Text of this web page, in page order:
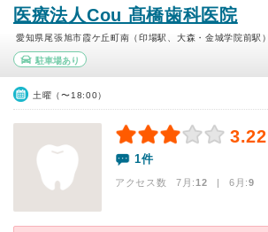
医療法人Cou 髙橋歯科医院
愛知県尾張旭市霞ケ丘町南（印場駅、大森・金城学院前駅）
駐車場あり
土曜（〜18:00）
3.22
1件
アクセス数 7月:12 | 6月:9